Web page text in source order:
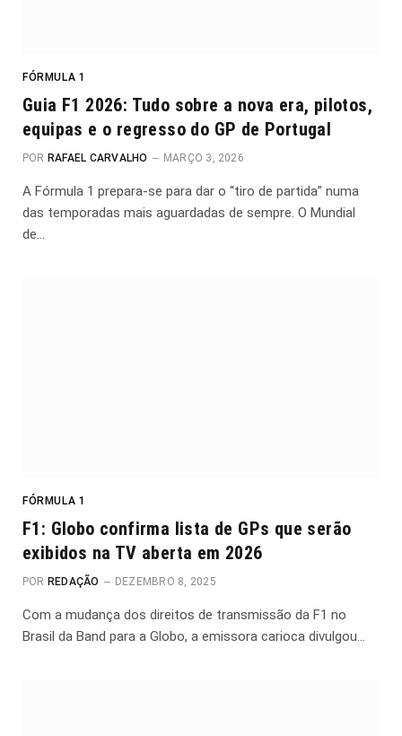
FÓRMULA 1
Guia F1 2026: Tudo sobre a nova era, pilotos,
equipas e o regresso do GP de Portugal
POR RAFAEL CARVALHO MARÇO 3, 2026
A Fórmula 1 prepara-se para dar o “tiro de partida” numa
das temporadas mais aguardadas de sempre. O Mundial
de…
FÓRMULA 1
F1: Globo confirma lista de GPs que serão
exibidos na TV aberta em 2026
POR REDAÇÃO DEZEMBRO 8, 2025
Com a mudança dos direitos de transmissão da F1 no
Brasil da Band para a Globo, a emissora carioca divulgou…